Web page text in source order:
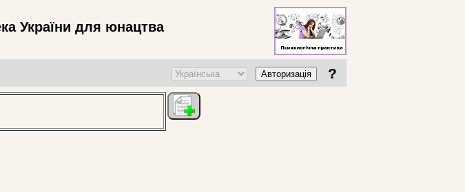
України для юнацтва
Авторизація ?